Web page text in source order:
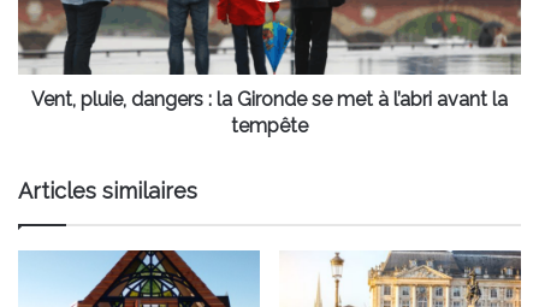
se
met
à
l’abri
Vent, pluie, dangers : la Gironde se met à l’abri avant la
tempête
Articles similaires